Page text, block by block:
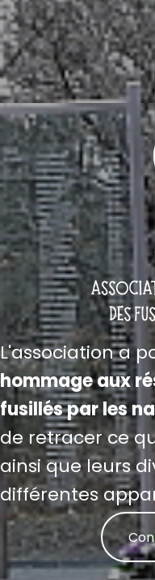
L'association a
hommage aux
fusillés par les
de retracer ce
ainsi que leurs
différentes